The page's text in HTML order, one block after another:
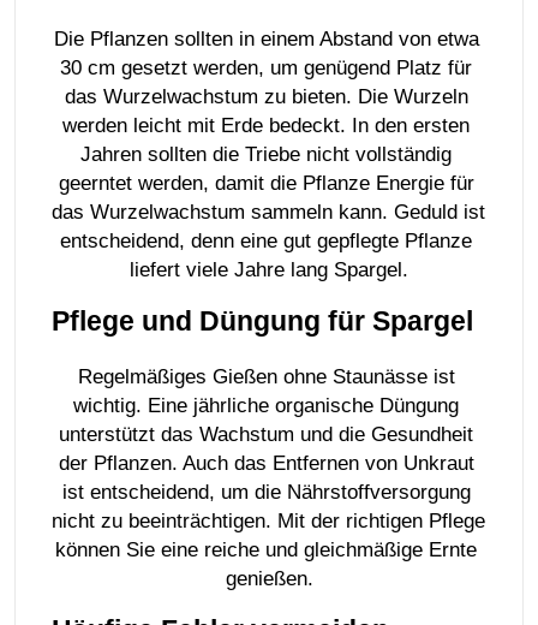
Die Pflanzen sollten in einem Abstand von etwa
30 cm gesetzt werden, um genügend Platz für
das Wurzelwachstum zu bieten. Die Wurzeln
werden leicht mit Erde bedeckt. In den ersten
Jahren sollten die Triebe nicht vollständig
geerntet werden, damit die Pflanze Energie für
das Wurzelwachstum sammeln kann. Geduld ist
entscheidend, denn eine gut gepflegte Pflanze
liefert viele Jahre lang Spargel.
Pflege und Düngung für Spargel
Regelmäßiges Gießen ohne Staunässe ist
wichtig. Eine jährliche organische Düngung
unterstützt das Wachstum und die Gesundheit
der Pflanzen. Auch das Entfernen von Unkraut
ist entscheidend, um die Nährstoffversorgung
nicht zu beeinträchtigen. Mit der richtigen Pflege
können Sie eine reiche und gleichmäßige Ernte
genießen.